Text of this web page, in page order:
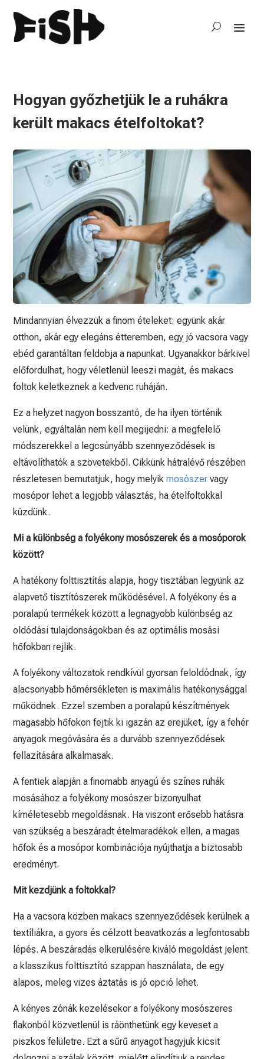
Hogyan győzhetjük le a ruhákra
került makacs ételfoltokat?
Mindannyian élvezzük a finom ételeket: együnk akár
otthon, akár egy elegáns étteremben, egy jó vacsora vagy
ebéd garantáltan feldobja a napunkat. Ugyanakkor bárkivel
előfordulhat, hogy véletlenül leeszi magát, és makacs
foltok keletkeznek a kedvenc ruháján.
Ez a helyzet nagyon bosszantó, de ha ilyen történik
velünk, egyáltalán nem kell megijedni: a megfelelő
módszerekkel a legcsúnyább szennyeződések is
eltávolíthatók a szövetekből. Cikkünk hátralévő részében
részletesen bemutatjuk, hogy melyikmosószer vagy
mosópor lehet a legjobb választás, ha ételfoltokkal
küzdünk.
Mi a különbség a folyékony mosószerek és a mosóporok
között?
A hatékony folttisztítás alapja, hogy tisztában legyünk az
alapvető tisztítószerek működésével. A folyékony és a
poralapú termékek között a legnagyobb különbség az
oldódási tulajdonságokban és az optimális mosási
hőfokban rejlik.
A folyékony változatok rendkívül gyorsan feloldódnak, így
alacsonyabb hőmérsékleten is maximális hatékonysággal
működnek. Ezzel szemben a poralapú készítmények
magasabb hőfokon fejtik ki igazán az erejüket, így a fehér
anyagok megóvására és a durvább szennyeződések
fellazítására alkalmasak.
A fentiek alapján a finomabb anyagú és színes ruhák
mosásához a folyékony mosószer bizonyulhat
kíméletesebb megoldásnak. Ha viszont erősebb hatásra
van szükség a beszáradt ételmaradékok ellen, a magas
hőfok és a mosópor kombinációja nyújthatja a biztosabb
eredményt.
Mit kezdjünk a foltokkal?
Ha a vacsora közben makacs szennyeződések kerülnek a
textíliákra, a gyors és célzott beavatkozás a legfontosabb
lépés. A beszáradás elkerülésére kiváló megoldást jelent
a klasszikus folttisztító szappan használata, de egy
alapos, meleg vizes áztatás is jó opció lehet.
A kényes zónák kezelésekor a folyékony mosószeres
flakonból közvetlenül is ráönthetünk egy keveset a
piszkos felületre. Ezt a sűrű anyagot hagyjuk kicsit